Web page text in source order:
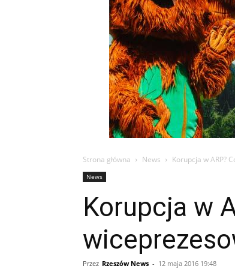
Strona główna News Korupcja w ARP?
News
Korupcja w
Przez Rzeszów News - 12 maja 2016 19:48